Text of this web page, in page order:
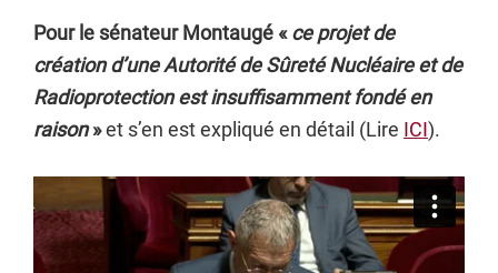
Pour le sénateur Montaugé «ce projet de
création d’une Autorité de Sûreté Nucléaire et de
Radioprotection est insuffisamment fondé en
raison»et s’en est expliqué en détail (Lire ICI).